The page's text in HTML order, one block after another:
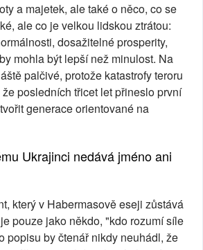
a majetek, ale také o něco, co se
ale co je velkou lidskou ztrátou:
dosažitelné prosperity,
mohla být lepší než minulost. Na
palčivé, protože katastrofy teroru
posledních třicet let přineslo první
generace orientované na
Ukrajinci nedává jméno ani
který v Habermasově eseji zůstává
pouze jako někdo, "kdo rozumí síle
popisu by čtenář nikdy neuhádl, že